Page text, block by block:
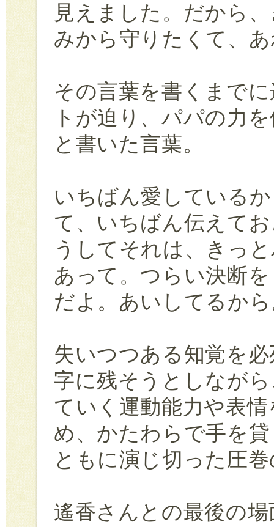
見えました。だから
みから守りたくて、
その言葉を書くまで
トが迫り、パパの力
と書いた言葉。
いちばん愛している
て、いちばん伝えて
うしてそれは、きっ
あって。つらい決断
だよ。あいしてるか
失いつつある知覚を
字に残そうとしなが
ていく運動能力や表
め、かたわらで手を
ともに演じ切った圧
遙香さんとの最後の